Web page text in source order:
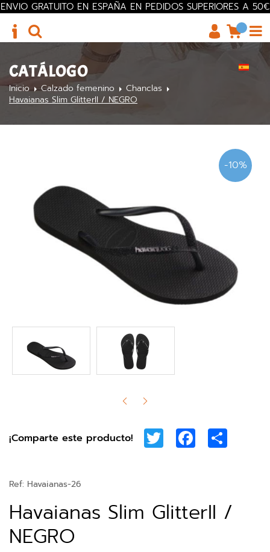
ENVIO GRATUITO EN ESPAÑA EN PEDIDOS SUPERIORES A 50€
CATÁLOGO
Inicio Calzado femenino
Chanclas
Havaianas Slim GlitterII / NEGRO
-10%
¡Comparte este producto! Twitter Facebook
Ref: Havaianas-26
Havaianas Slim GlitterII /
NEGRO